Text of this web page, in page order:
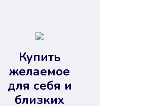
Купить
желаемое
для себя и
близких